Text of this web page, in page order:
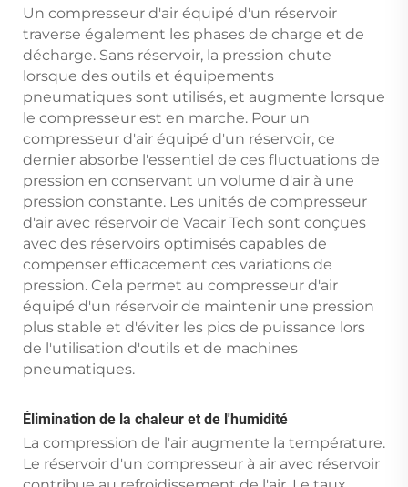
Un compresseur d'air équipé d'un réservoir
traverse également les phases de charge et de
décharge. Sans réservoir, la pression chute
lorsque des outils et équipements
pneumatiques sont utilisés, et augmente lorsque
le compresseur est en marche. Pour un
compresseur d'air équipé d'un réservoir, ce
dernier absorbe l'essentiel de ces fluctuations de
pression en conservant un volume d'air à une
pression constante. Les unités de compresseur
d'air avec réservoir de Vacair Tech sont conçues
avec des réservoirs optimisés capables de
compenser efficacement ces variations de
pression. Cela permet au compresseur d'air
équipé d'un réservoir de maintenir une pression
plus stable et d'éviter les pics de puissance lors
de l'utilisation d'outils et de machines
pneumatiques.
Élimination de la chaleur et de l'humidité
La compression de l'air augmente la température.
Le réservoir d'un compresseur à air avec réservoir